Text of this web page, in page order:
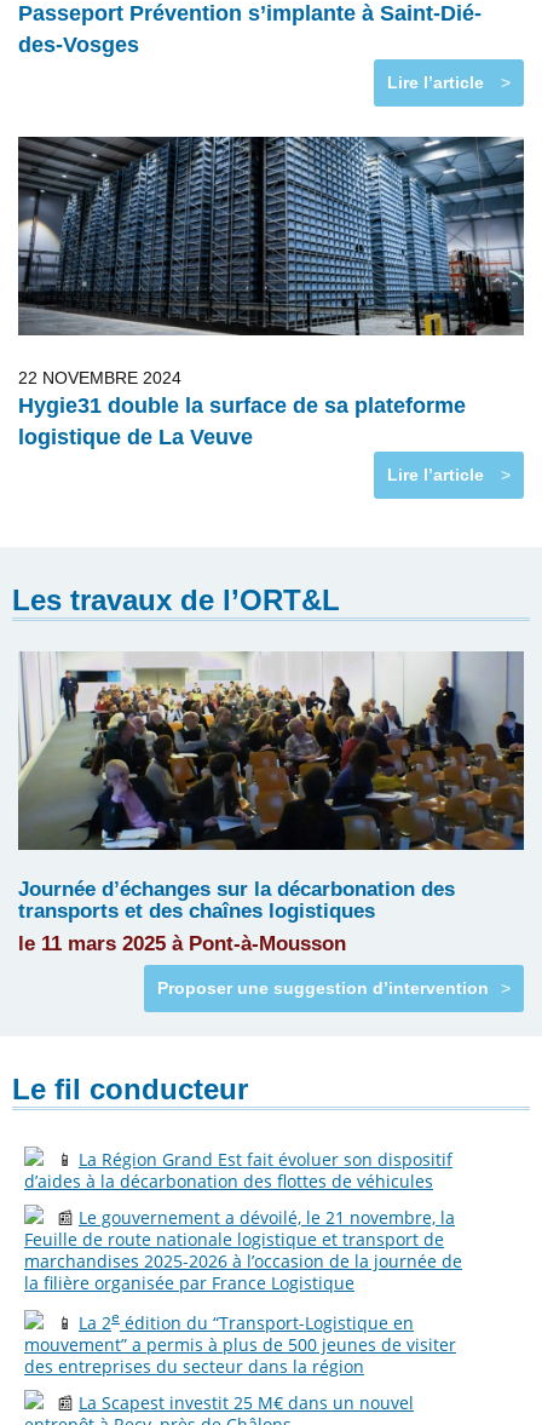
Passeport Prévention s’implante à Saint-Dié-
des-Vosges
Lire l’article >
22 NOVEMBRE 2024
Hygie31 double la surface de sa plateforme
logistique de La Veuve
Lire l’article >
Les travaux de l’ORT&L
Journée d’échanges sur la décarbonation des
transports et des chaînes logistiques
le 11 mars 2025 à Pont-à-Mousson
Proposer une suggestion d’intervention >
Le fil conducteur
📱 La Région Grand Est fait évoluer son dispositif
d’aides à la décarbonation des flottes de véhicules
📰 Le gouvernement a dévoilé, le 21 novembre, la
Feuille de route nationale logistique et transport de
marchandises 2025-2026 à l’occasion de la journée de
la filière organisée par France Logistique
📱 La 2e édition du “Transport-Logistique en
mouvement” a permis à plus de 500 jeunes de visiter
des entreprises du secteur dans la région
📰 La Scapest investit 25 M€ dans un nouvel